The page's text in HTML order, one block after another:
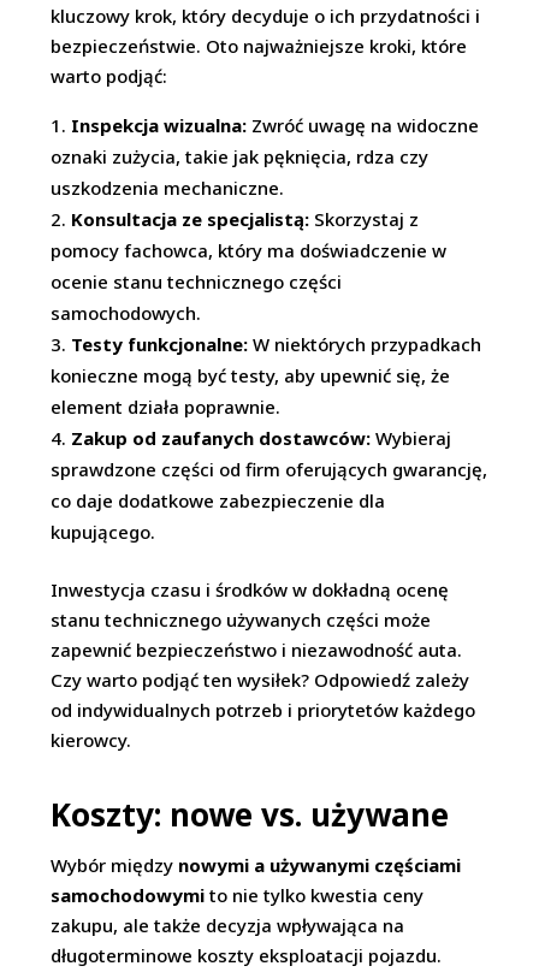
kluczowy krok, który decyduje o ich przydatności i
bezpieczeństwie. Oto najważniejsze kroki, które
warto podjąć:
Inspekcja wizualna: Zwróć uwagę na widoczne
oznaki zużycia, takie jak pęknięcia, rdza czy
uszkodzenia mechaniczne.
Konsultacja ze specjalistą: Skorzystaj z
pomocy fachowca, który ma doświadczenie w
ocenie stanu technicznego części
samochodowych.
Testy funkcjonalne: W niektórych przypadkach
konieczne mogą być testy, aby upewnić się, że
element działa poprawnie.
Zakup od zaufanych dostawców: Wybieraj
sprawdzone części od firm oferujących gwarancję,
co daje dodatkowe zabezpieczenie dla
kupującego.
Inwestycja czasu i środków w dokładną ocenę
stanu technicznego używanych części może
zapewnić bezpieczeństwo i niezawodność auta.
Czy warto podjąć ten wysiłek? Odpowiedź zależy
od indywidualnych potrzeb i priorytetów każdego
kierowcy.
Koszty: nowe vs. używane
Wybór między nowymi a używanymi częściami
samochodowymi to nie tylko kwestia ceny
zakupu, ale także decyzja wpływająca na
długoterminowe koszty eksploatacji pojazdu.